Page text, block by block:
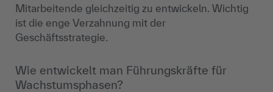
Mitarbeitende gleichzeitig zu entwickeln. Wichtig
ist die enge Verzahnung mit der
Geschäftsstrategie.
Wie entwickelt man Führungskräfte für
Wachstumsphasen?